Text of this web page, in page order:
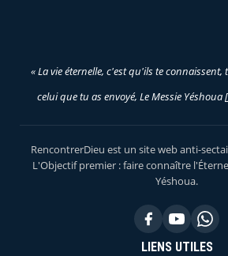
« La vie éternelle, c'est qu'ils te connaissent,
celui que tu as envoyé, Le Messie Yéshoua
RencontrerDieu est un site web anti-
L'Objectif premier : faire connaître
Yéshoua.
LIENS UTILES